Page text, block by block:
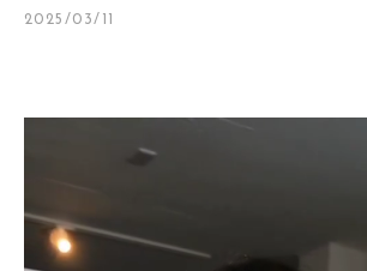
2025/03/11